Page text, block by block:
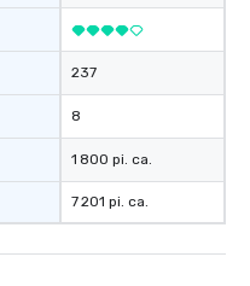
237
8
1 800 pi. ca.
7 201 pi. ca.